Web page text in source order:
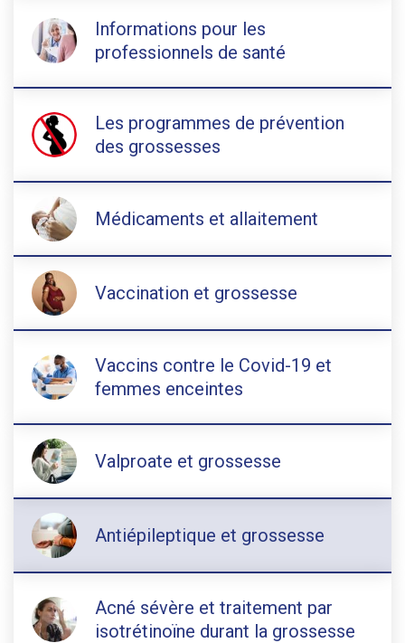
Informations pour les
professionnels de santé
Les programmes de prévention
des grossesses
Médicaments et allaitement
Vaccination et grossesse
Vaccins contre le Covid-19 et
femmes enceintes
Valproate et grossesse
Antiépileptique et grossesse
Acné sévère et traitement par
isotrétinoïne durant la grossesse